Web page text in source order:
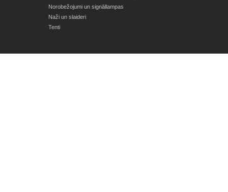
Norobežojumi un signāllampas
Naži un slaideri
Tenti